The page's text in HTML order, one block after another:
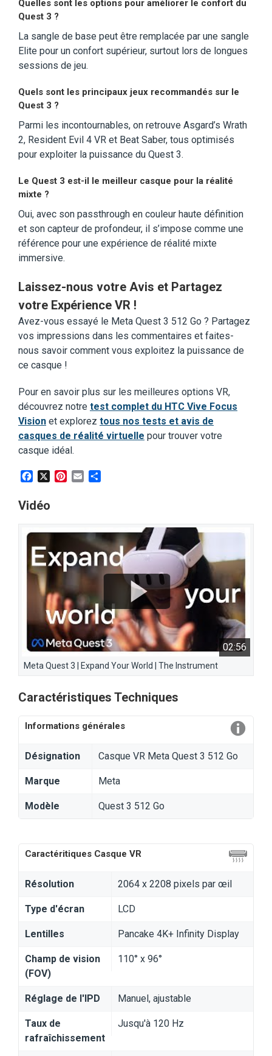
Quelles sont les options pour améliorer le confort du
Quest 3 ?
La sangle de base peut être remplacée par une sangle
Elite pour un confort supérieur, surtout lors de longues
sessions de jeu.
Quels sont les principaux jeux recommandés sur le
Quest 3 ?
Parmi les incontournables, on retrouve Asgard’s Wrath
2, Resident Evil 4 VR et Beat Saber, tous optimisés
pour exploiter la puissance du Quest 3.
Le Quest 3 est-il le meilleur casque pour la réalité
mixte ?
Oui, avec son passthrough en couleur haute définition
et son capteur de profondeur, il s’impose comme une
référence pour une expérience de réalité mixte
immersive.
Laissez-nous votre Avis et Partagez
votre Expérience VR !
Avez-vous essayé le Meta Quest 3 512 Go ? Partagez
vos impressions dans les commentaires et faites-
nous savoir comment vous exploitez la puissance de
ce casque !
Pour en savoir plus sur les meilleures options VR,
découvrez notre test complet du HTC Vive Focus
Vision et explorez tous nos tests et avis de
casques de réalité virtuelle pour trouver votre
casque idéal.
FacebookPinterest
Email
Vidéo
02:56
Meta Quest 3 | Expand Your World | The Instrument
Caractéristiques Techniques
Informations générales
Désignation Casque VR Meta Quest 3 512 Go
Marque Meta
Modèle Quest 3 512 Go
Caractéritiques Casque VR
Résolution 2064 x 2208 pixels par œil
Type d'écran LCD
Lentilles Pancake 4K+ Infinity Display
Champ de vision
(FOV)
110° x 96°
Réglage de l'IPD Manuel, ajustable
Taux de
rafraîchissement
Jusqu'à 120 Hz